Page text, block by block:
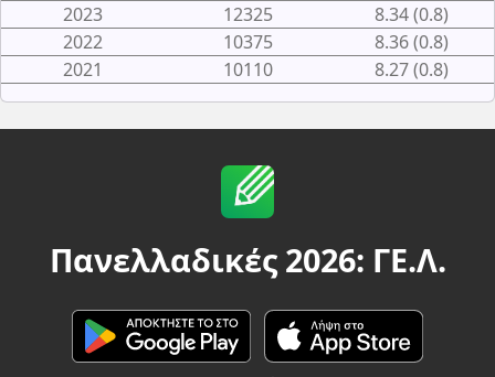
2023
12325
8.34 (0.8)
2022
10375
8.36 (0.8)
2021
10110 8.27 (0.8)
Πανελλαδικές 2026: ΓΕ.Λ.